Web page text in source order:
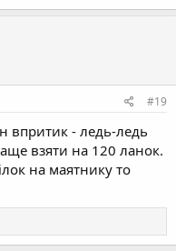
#19
впритик - ледь-ледь
взяти на 120 ланок.
на маятнику то